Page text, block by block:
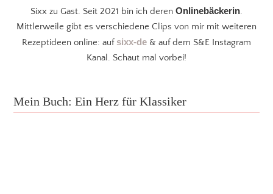
Sixx zu Gast. Seit 2021 bin ich deren Onlinebäckerin.
Mittlerweile gibt es verschiedene Clips von mir mit weiteren
Rezeptideen online: auf sixx-de & auf dem S&E Instagram
Kanal. Schaut mal vorbei!
Mein Buch: Ein Herz für Klassiker